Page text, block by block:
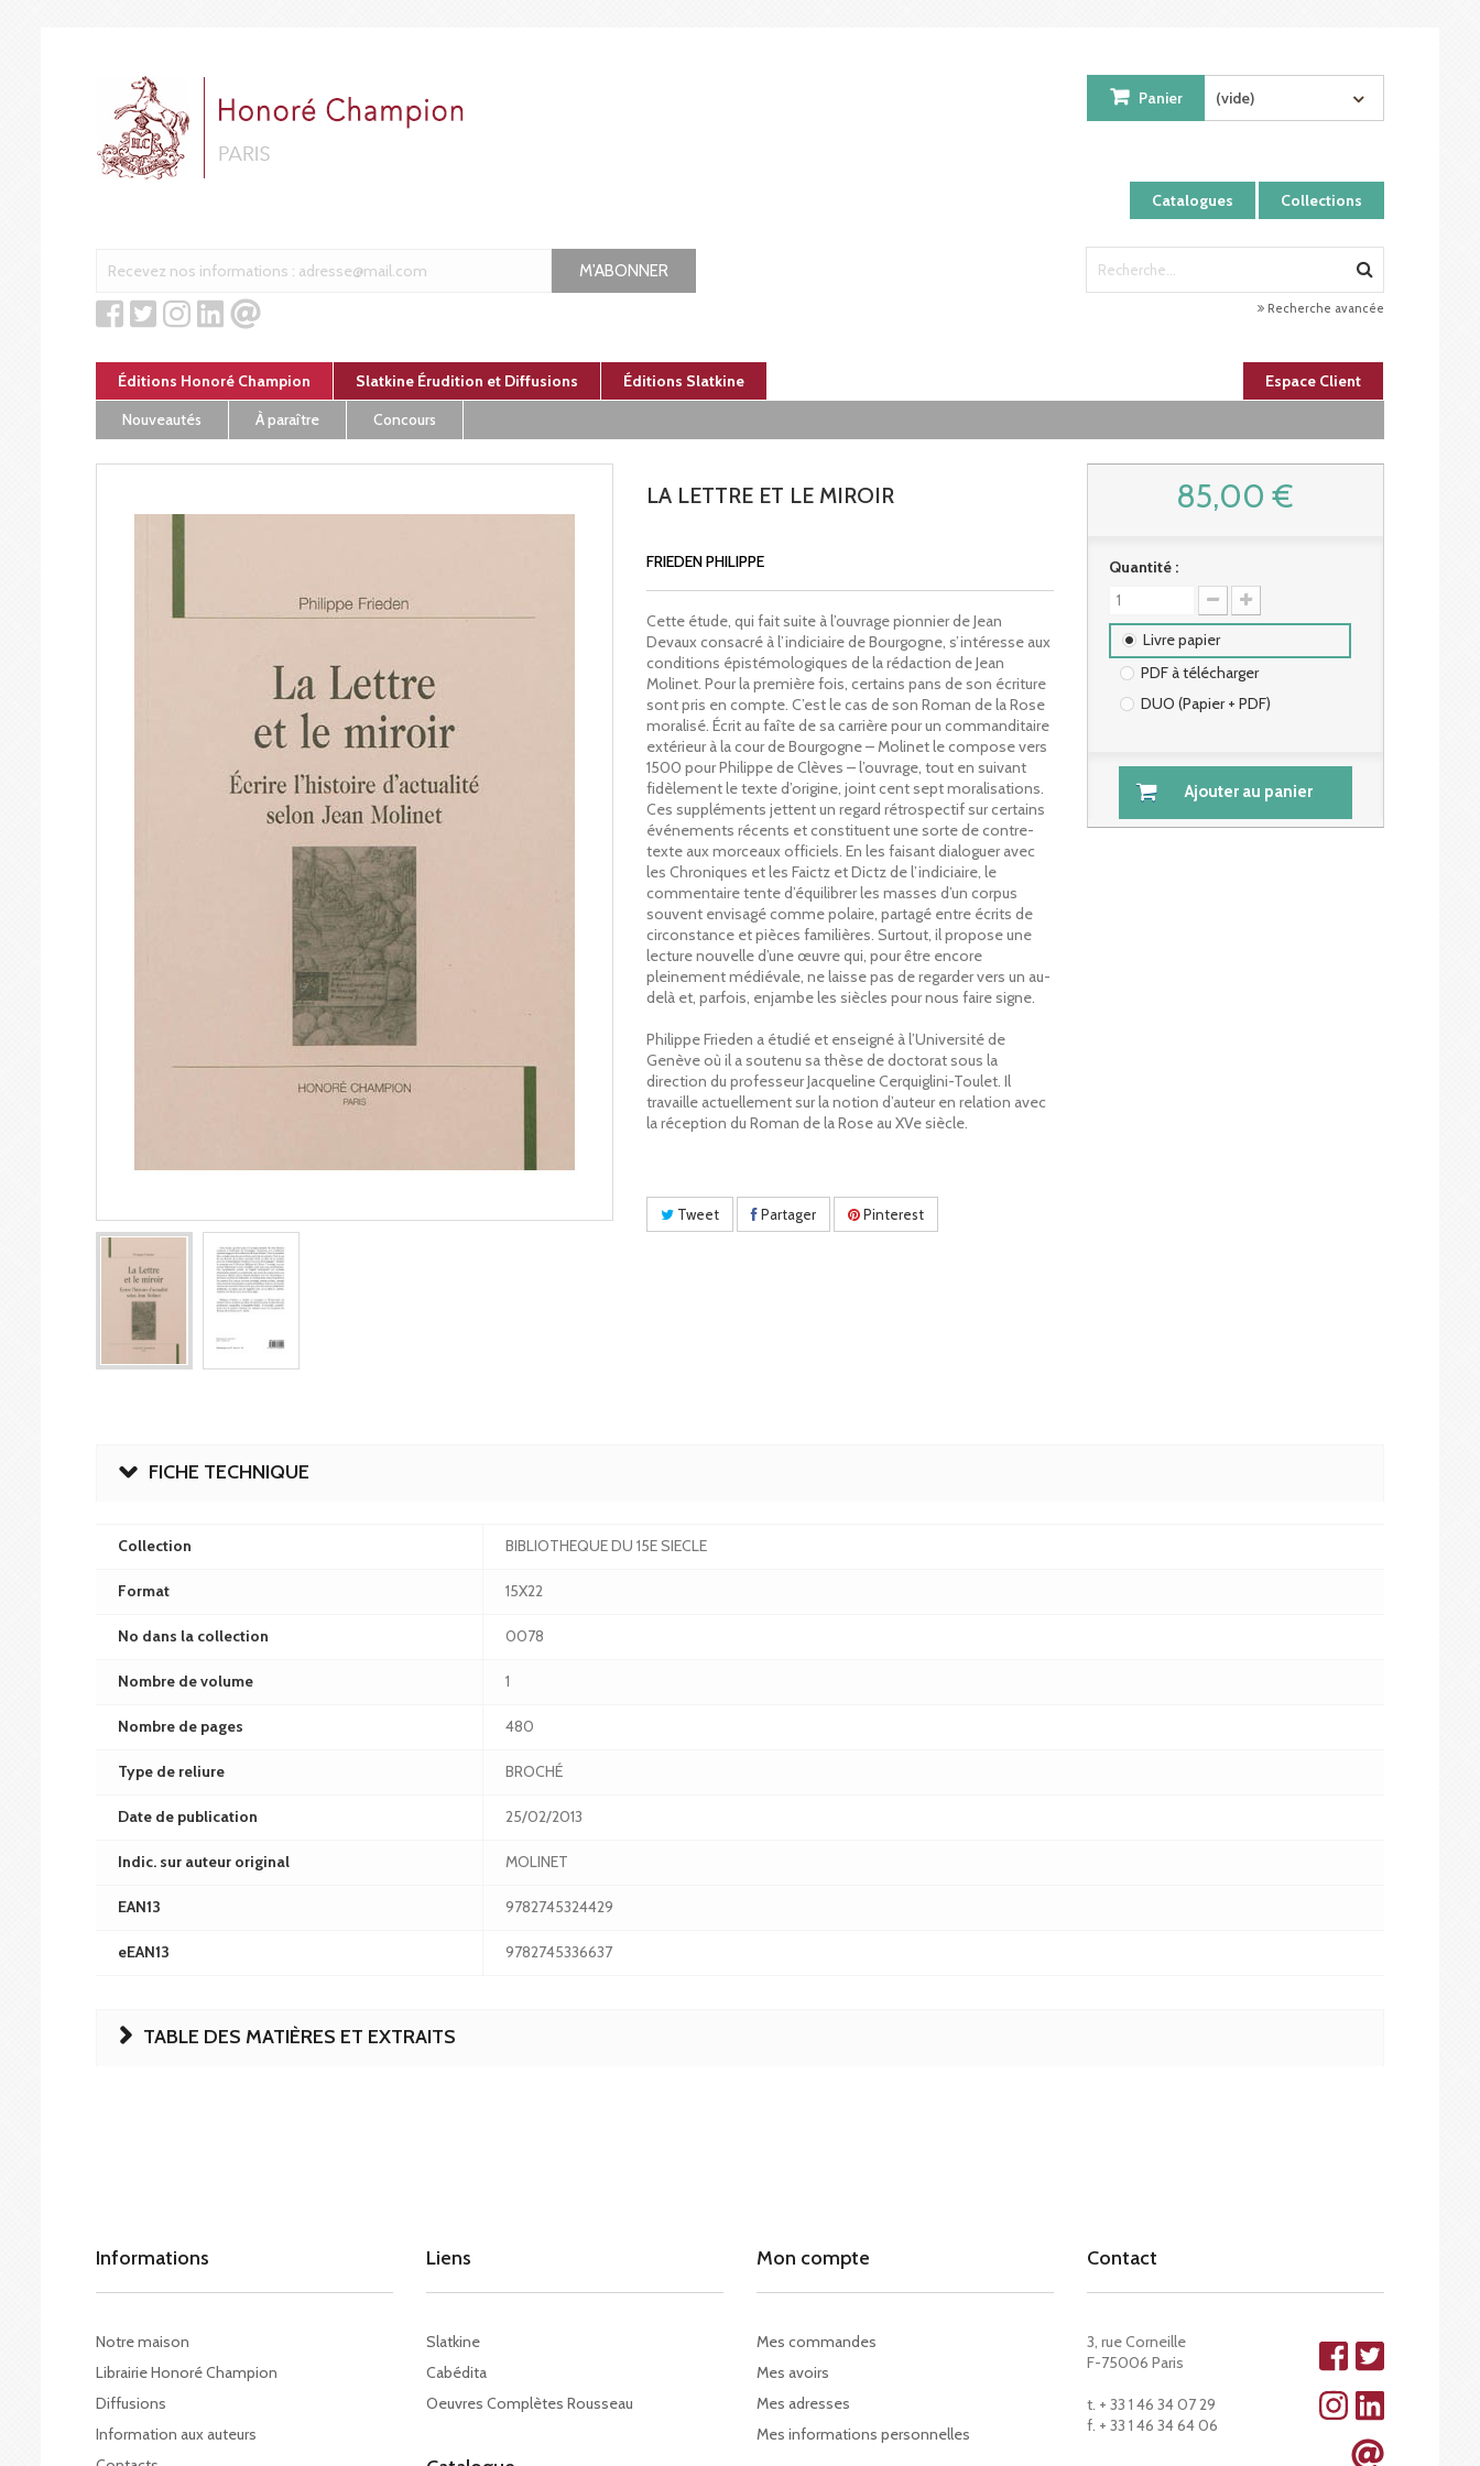
Catalogues Collections
Panier (vide)
M'ABONNER
Recherche avancée
Éditions Honoré Champion Slatkine Érudition et Diffusions Éditions Slatkine
Espace Client
Nouveautés
À paraître Concours
LA LETTRE ET LE MIROIR
FRIEDEN PHILIPPE
Cette étude, qui fait suite à l’ouvrage pionnier de Jean
Devaux consacré à l’indiciaire de Bourgogne, s’intéresse aux
conditions épistémologiques de la rédaction de Jean
Molinet. Pour la première fois, certains pans de son écriture
sont pris en compte. C’est le cas de son Roman de la Rose
moralisé. Écrit au faîte de sa carrière pour un commanditaire
extérieur à la cour de Bourgogne – Molinet le compose vers
1500 pour Philippe de Clèves – l’ouvrage, tout en suivant
fidèlement le texte d’origine, joint cent sept moralisations.
Ces suppléments jettent un regard rétrospectif sur certains
événements récents et constituent une sorte de contre-
texte aux morceaux officiels. En les faisant dialoguer avec
les Chroniques et les Faictz et Dictz de l’indiciaire, le
commentaire tente d’équilibrer les masses d’un corpus
souvent envisagé comme polaire, partagé entre écrits de
circonstance et pièces familières. Surtout, il propose une
lecture nouvelle d’une œuvre qui, pour être encore
pleinement médiévale, ne laisse pas de regarder vers un au-
delà et, parfois, enjambe les siècles pour nous faire signe.
Philippe Frieden a étudié et enseigné à l’Université de
Genève où il a soutenu sa thèse de doctorat sous la
direction du professeur Jacqueline Cerquiglini-Toulet. Il
travaille actuellement sur la notion d’auteur en relation avec
la réception du Roman de la Rose au XVe siècle.
Tweet Partager Pinterest
85,00 €
Quantité :
Livre papier
PDF à télécharger
DUO (Papier + PDF)
Ajouter au panier
FICHE TECHNIQUE
Collection BIBLIOTHEQUE DU 15E SIECLE
Format 15X22
No dans la collection 0078
Nombre de volume 1
Nombre de pages 480
Type de reliure BROCHÉ
Date de publication 25/02/2013
Indic. sur auteur original MOLINET
EAN13 9782745324429
eEAN13 9782745336637
TABLE DES MATIÈRES ET EXTRAITS
Informations
Notre maison
Librairie Honoré Champion
Diffusions
Information aux auteurs
Liens
Slatkine
Cabédita
Oeuvres Complètes Rousseau
Mon compte
Mes commandes
Mes avoirs
Mes adresses
Mes informations personnelles
Contact
3, rue Corneille
F-75006 Paris
t. + 33 1 46 34 07 29
f. + 33 1 46 34 64 06